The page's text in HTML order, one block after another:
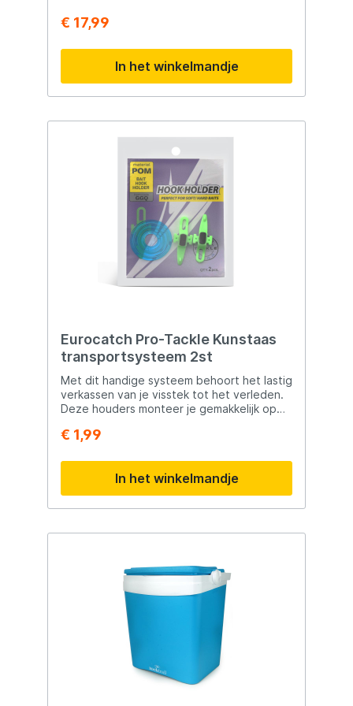
€ 17,99
In het winkelmandje
Eurocatch Pro-Tackle Kunstaas
transportsysteem 2st
Met dit handige systeem behoort het lastig
verkassen van je visstek tot het verleden.
Deze houders monteer je gemakkelijk op
voorzien een inhaal mechanisme waar u uw
manier voor transport of het goed
opbergen van je hengels. Dit is een
handige gadget die elke visser gebruiken
kan!
€ 1,99
In het winkelmandje